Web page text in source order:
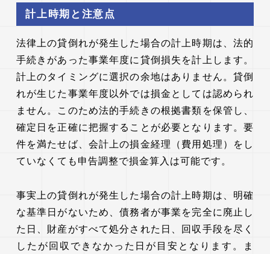
計上時期と注意点
法律上の貸倒れが発生した場合の計上時期は、法的
手続きがあった事業年度に貸倒損失を計上します。
計上のタイミングに選択の余地はありません。貸倒
れが生じた事業年度以外では損金としては認められ
ません。このため法的手続きの根拠書類を保管し、
確定日を正確に把握することが必要となります。要
件を満たせば、会計上の損金経理（費用処理）をし
ていなくても申告調整で損金算入は可能です。
事実上の貸倒れが発生した場合の計上時期は、明確
な基準日がないため、債務者が事業を完全に廃止し
た日、財産がすべて処分された日、回収手段を尽く
したが回収できなかった日が目安となります。ま